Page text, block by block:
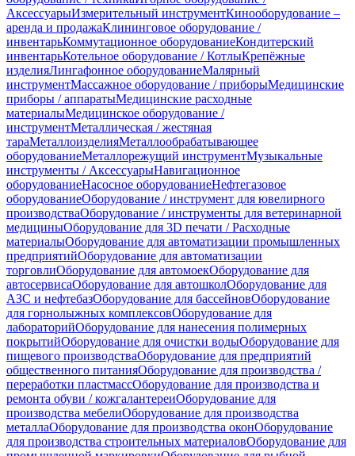
АксессуарыИзмерительный инструментКинооборудование –
аренда и продажаКлининговое оборудование /
инвентарьКоммутационное оборудованиеКондитерский
инвентарьКотельное оборудование / КотлыКрепёжные
изделияЛингафонное оборудованиеМалярный
инструментМассажное оборудование / приборыМедицинские
приборы / аппаратыМедицинские расходные
материалыМедицинское оборудование /
инструментМеталлическая / жестяная
тараМеталлоизделияМеталлообрабатывающее
оборудованиеМеталлорежущий инструментМузыкальные
инструменты / АксессуарыНавигационное
оборудованиеНасосное оборудованиеНефтегазовое
оборудованиеОборудование / инструмент для ювелирного
производстваОборудование / инструменты для ветеринарной
медициныОборудование для 3D печати / Расходные
материалыОборудование для автоматизации промышленных
предприятийОборудование для автоматизации
торговлиОборудование для автомоекОборудование для
автосервисаОборудование для автошколОборудование для
АЗС и нефтебазОборудование для бассейновОборудование
для горнолыжных комплексовОборудование для
лабораторийОборудование для нанесения полимерных
покрытийОборудование для очистки водыОборудование для
пищевого производстваОборудование для предприятий
общественного питанияОборудование для производства /
переработки пластмассОборудование для производства и
ремонта обуви / кожгалантереиОборудование для
производства мебелиОборудование для производства
металлаОборудование для производства оконОборудование
для производства строительных материаловОборудование для